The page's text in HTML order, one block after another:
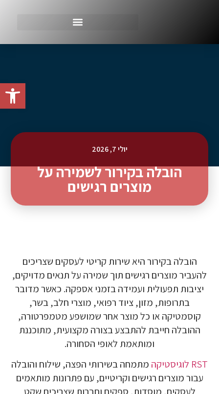
פתח
יולי 7, 2026
הובלה בקירור לשמירה על
מוצרים רגישים
הובלה בקירור היא שירות קריטי לעסקים שצריכים
להעביר מוצרים רגישים תוך שמירה על תנאים מדויקים,
יציבות תפעולית ועמידה בזמני אספקה. כאשר מדובר
בתרופות, מזון, ציוד רפואי, מוצרי חלב, בשר,
קוסמטיקה או כל מוצר אחר שמושפע מטמפרטורה,
ההובלה חייבת להתבצע בצורה מקצועית, מתוכננת
ומותאמת לאופי הסחורה.
RST לוגיסטיקה
מתמחה בשירותי הפצה, שילוח והובלה
עבור מוצרים רגישים וקריטיים, עם פתרונות מותאמים